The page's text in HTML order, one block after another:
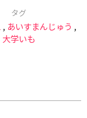
タグ
, あいすまんじゅう ,
大学いも